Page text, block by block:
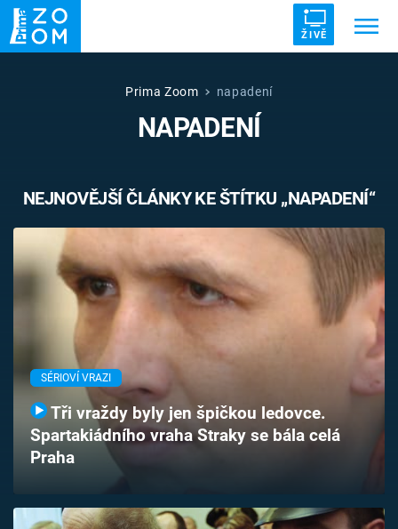
ŽIVĚ
UFO DRUHÁ SVĚTOVÁ VÁLKA
VETŘELCI DÁVNOVĚKU
Témata
Témata
Pořady
TV Program
Časopis
Sledujte prima+
Přihlášení
Prima Zoom napadení
NAPADENÍ
NEJNOVĚJŠÍ ČLÁNKY KE ŠTÍTKU „NAPADENÍ“
SÉRIOVÍ VRAZI
Tři vraždy byly jen špičkou ledovce.
Spartakiádního vraha Straky se bála celá
Praha